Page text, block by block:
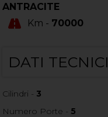
ANTRACITE
Km - 70000
DATI TECNICI
Cilindri - 3
Numero Porte - 5